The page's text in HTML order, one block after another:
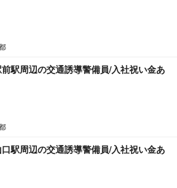
駅周辺の交通誘導警備員/入社祝い金あ
駅周辺の交通誘導警備員/入社祝い金あ